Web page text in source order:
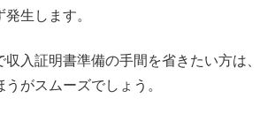
生します。
入証明書準備の手間を省きたい方は、
がスムーズでしょう。